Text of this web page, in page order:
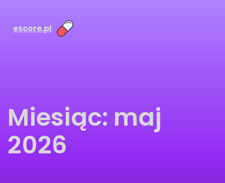
escore.pl
Miesiąc: maj
2026